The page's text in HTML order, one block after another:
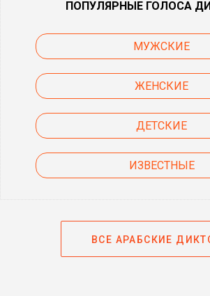
ПОПУЛЯРНЫЕ ГОЛОСА
МУЖСКИЕ
ЖЕНСКИЕ
ДЕТСКИЕ
ИЗВЕСТНЫЕ
ВСЕ АРАБСКИЕ